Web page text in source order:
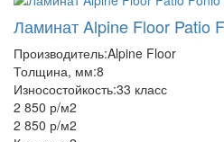
Ламинат Alpine Floor Patio
Производитель:Alpine Floor
Толщина, мм:8
Износостойкость:33 класс
2 850 р/м2
2 850 р/м2